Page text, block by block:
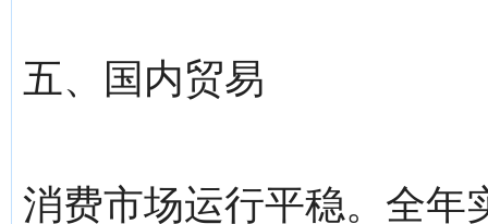
五、国内贸易
消费市场运行平稳。全年